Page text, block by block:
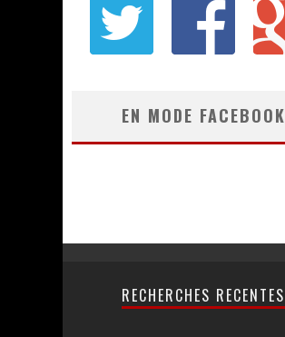
EN MODE FACEBOOK
RECHERCHES RECENTES